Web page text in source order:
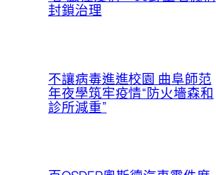
封鎖治理
不讓病毒進進校園 曲阜師范
年夜學筑牢疫情“防火墻森和
診所減重”